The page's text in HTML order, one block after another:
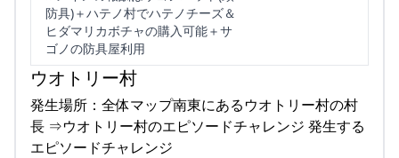
防具)＋ハテノ村でハテノチーズ＆
ヒダマリカボチャの購入可能＋サ
ゴノの防具屋利用
ウオトリー村
発生場所：全体マップ南東にあるウオトリー村の村
長 ⇒ウオトリー村のエピソードチャレンジ 発生する
エピソードチャレンジ